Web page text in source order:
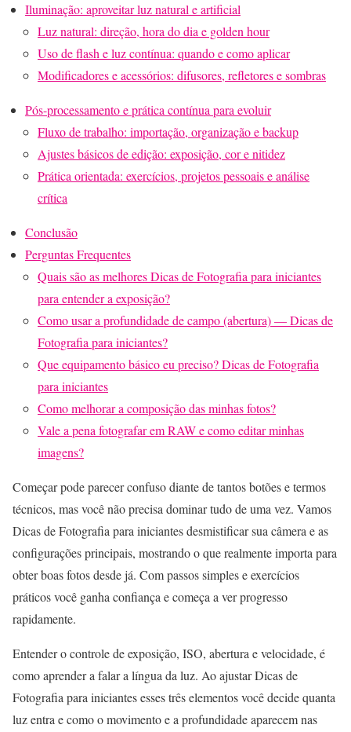
Iluminação: aproveitar luz natural e artificial
Luz natural: direção, hora do dia e golden hour
Uso de flash e luz contínua: quando e como aplicar
Modificadores e acessórios: difusores, refletores e sombras
Pós-processamento e prática contínua para evoluir
Fluxo de trabalho: importação, organização e backup
Ajustes básicos de edição: exposição, cor e nitidez
Prática orientada: exercícios, projetos pessoais e análise
crítica
Conclusão
Perguntas Frequentes
Quais são as melhores Dicas de Fotografia para iniciantes
para entender a exposição?
Como usar a profundidade de campo (abertura) — Dicas de
Fotografia para iniciantes?
Que equipamento básico eu preciso? Dicas de Fotografia
para iniciantes
Como melhorar a composição das minhas fotos?
Vale a pena fotografar em RAW e como editar minhas
imagens?
Começar pode parecer confuso diante de tantos botões e termos
técnicos, mas você não precisa dominar tudo de uma vez. Vamos
Dicas de Fotografia para iniciantes desmistificar sua câmera e as
configurações principais, mostrando o que realmente importa para
obter boas fotos desde já. Com passos simples e exercícios
práticos você ganha confiança e começa a ver progresso
rapidamente.
Entender o controle de exposição, ISO, abertura e velocidade, é
como aprender a falar a língua da luz. Ao ajustar Dicas de
Fotografia para iniciantes esses três elementos você decide quanta
luz entra e como o movimento e a profundidade aparecem nas